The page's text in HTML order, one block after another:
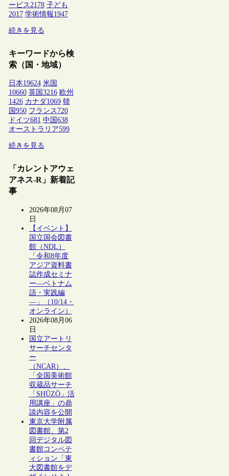
ービス 2178 子ども
2017 学術情報1947
続きを見る
キーワードから検
索（国・地域）
日本19624 米国
10660 英国 3216 欧州
1426 カナダ1069 韓
国 950 フランス 720
ドイツ681 中国 638
オーストラリア599
続きを見る
「カレントアウェ
アネス-R」新着記
事
2026年08月07
日
【イベント】
国立国会図書
館（NDL）
「令和8年度
アジア資料書
誌作成セミナ
ー―ベトナム
語・実践編
―」（10/14・
オンライン）
2026年08月06
日
国立アートリ
サーチセンタ
ー
（NCAR）、
「全国美術館
収蔵品サーチ
「SHŪZŌ」活
用講座」の鼎
談内容を公開
東京大学附属
図書館、第2
回デジタル図
書館コンペテ
ィション「東
大図書館をデ